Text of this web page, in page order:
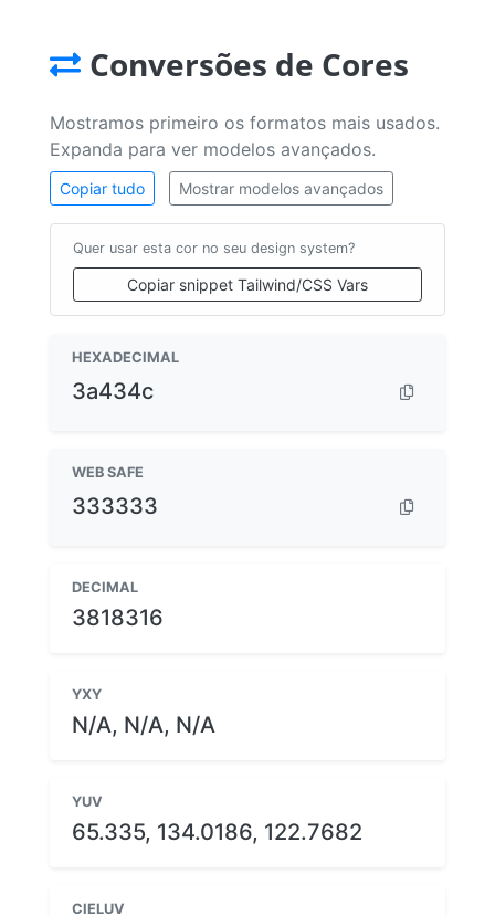
Conversões de Cores
Mostramos primeiro os formatos mais usados.
Expanda para ver modelos avançados.
Copiar tudo Mostrar modelos avançados
Quer usar esta cor no seu design system?
Copiar snippet Tailwind/CSS Vars
HEXADECIMAL
3a434c
WEB SAFE
333333
DECIMAL
3818316
YXY
N/A, N/A, N/A
YUV
65.335, 134.0186, 122.7682
CIELUV